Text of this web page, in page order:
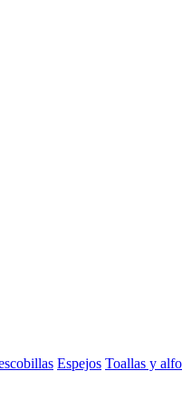
Espejos Toallas y